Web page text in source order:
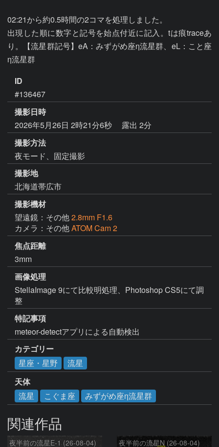
02:21から約0.5時間の2コマを処理しました。
出現した順に数字と記号を始点付近に記入。tは痕traceあ
り。【流星群記号】eA：みずがめ座η流星群、eL：こと座
η流星群
ID
#136467
撮影日時
2026年5月26日 2時21分6秒
露出 2分
撮影方法
夜モード、固定撮影
撮影地
北海道帯広市
撮影機材
望遠鏡：その他2.8mm F1.6
カメラ：その他ATOM Cam 2
焦点距離
3mm
画像処理
StellaImage 9にて比較明処理、Photoshop CS5にて調
整
特記事項
meteor-detectアプリによる自動検出
カテゴリー
星座・星野
流星
天体
流星
こぐま座 みずがめ座η流星群
関連作品
夜半前の流星E-1 (26-08-04) 夜半前の流星N (26-08-04)